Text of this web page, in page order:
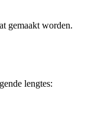
gemaakt worden.
lengtes: